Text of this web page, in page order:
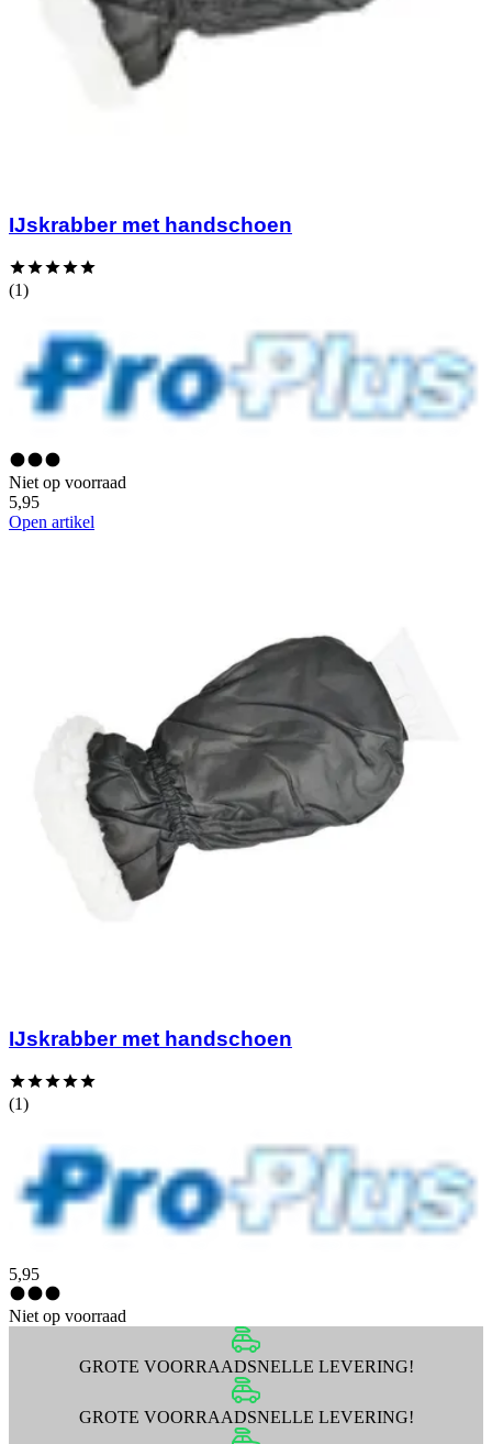
IJskrabber met handschoen
(1)
Niet op voorraad
5,95
Open artikel
IJskrabber met handschoen
(1)
5,95
Niet op voorraad
GROTE VOORRAADSNELLE LEVERING!
GROTE VOORRAADSNELLE LEVERING!